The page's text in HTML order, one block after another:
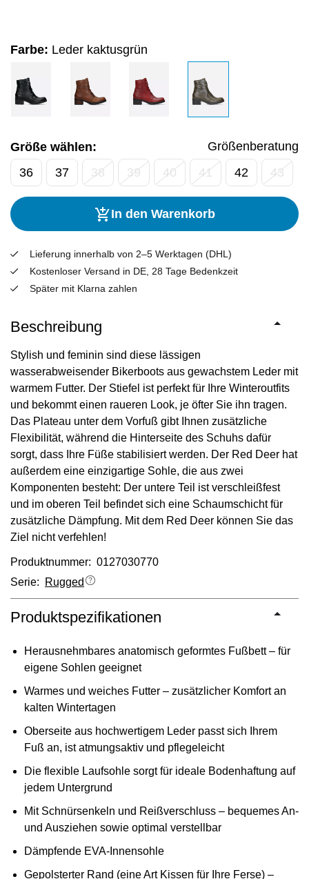
Farbe: Leder kaktusgrün
Größe wählen:
Größenberatung
36
37 38 39 40 41 42 43
In den Warenkorb
Lieferung innerhalb von 2–5 Werktagen (DHL)
Kostenloser Versand in DE, 28 Tage Bedenkzeit
Später mit Klarna zahlen
Beschreibung
Stylish und feminin sind diese lässigen
wasserabweisender Bikerboots aus gewachstem Leder mit
warmem Futter. Der Stiefel ist perfekt für Ihre Winteroutfits
und bekommt einen raueren Look, je öfter Sie ihn tragen.
Das Plateau unter dem Vorfuß gibt Ihnen zusätzliche
Flexibilität, während die Hinterseite des Schuhs dafür
sorgt, dass Ihre Füße stabilisiert werden. Der Red Deer hat
außerdem eine einzigartige Sohle, die aus zwei
Komponenten besteht: Der untere Teil ist verschleißfest
und im oberen Teil befindet sich eine Schaumschicht für
zusätzliche Dämpfung. Mit dem Red Deer können Sie das
Ziel nicht verfehlen!
Produktnummer: 0127030770
Serie:
Rugged
Produktspezifikationen
Herausnehmbares anatomisch geformtes Fußbett – für
eigene Sohlen geeignet
Warmes und weiches Futter – zusätzlicher Komfort an
kalten Wintertagen
Oberseite aus hochwertigem Leder passt sich Ihrem
Fuß an, ist atmungsaktiv und pflegeleicht
Die flexible Laufsohle sorgt für ideale Bodenhaftung auf
jedem Untergrund
Mit Schnürsenkeln und Reißverschluss – bequemes An-
und Ausziehen sowie optimal verstellbar
Dämpfende EVA-Innensohle
Gepolsterter Rand (eine Art Kissen für Ihre Ferse) –